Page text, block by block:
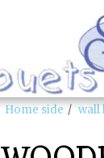
Home side wall